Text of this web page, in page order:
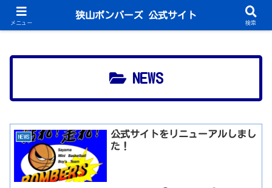
NEWS
NEWS
公式サイトをリニューアルしまし
た！
メニュー
狭山ボンバーズ 公式サイト
検索